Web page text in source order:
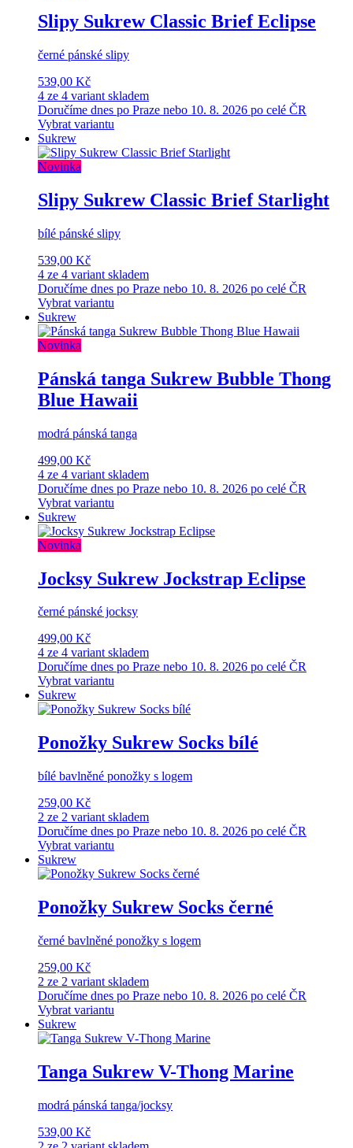
Slipy Sukrew Classic Brief Eclipse
černé pánské slipy
539,00 Kč
4 ze 4 variant skladem
Doručíme dnes po Praze nebo 10. 8. 2026 po celé ČR
Vybrat variantu
Sukrew
Novinka
Slipy Sukrew Classic Brief Starlight
bílé pánské slipy
539,00 Kč
4 ze 4 variant skladem
Doručíme dnes po Praze nebo 10. 8. 2026 po celé ČR
Vybrat variantu
Sukrew
Novinka
Pánská tanga Sukrew Bubble Thong
Blue Hawaii
modrá pánská tanga
499,00 Kč
4 ze 4 variant skladem
Doručíme dnes po Praze nebo 10. 8. 2026 po celé ČR
Vybrat variantu
Sukrew
Novinka
Jocksy Sukrew Jockstrap Eclipse
černé pánské jocksy
499,00 Kč
4 ze 4 variant skladem
Doručíme dnes po Praze nebo 10. 8. 2026 po celé ČR
Vybrat variantu
Sukrew
Ponožky Sukrew Socks bílé
bílé bavlněné ponožky s logem
259,00 Kč
2 ze 2 variant skladem
Doručíme dnes po Praze nebo 10. 8. 2026 po celé ČR
Vybrat variantu
Sukrew
Ponožky Sukrew Socks černé
černé bavlněné ponožky s logem
259,00 Kč
2 ze 2 variant skladem
Doručíme dnes po Praze nebo 10. 8. 2026 po celé ČR
Vybrat variantu
Sukrew
Tanga Sukrew V-Thong Marine
modrá pánská tanga/jocksy
539,00 Kč